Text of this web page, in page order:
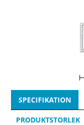
SPECIFIKATION
PRODUKTSTORLEK